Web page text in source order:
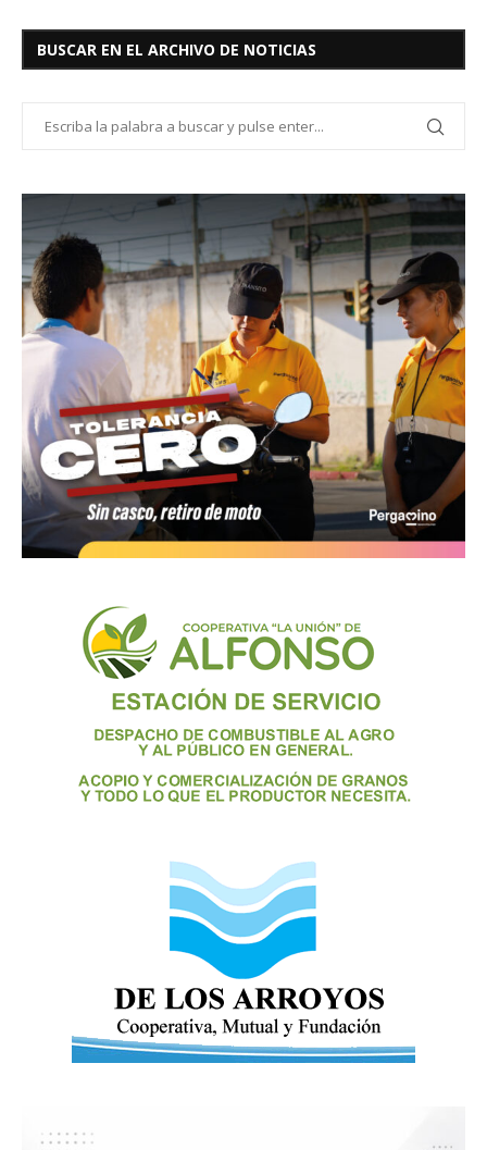
BUSCAR EN EL ARCHIVO DE NOTICIAS